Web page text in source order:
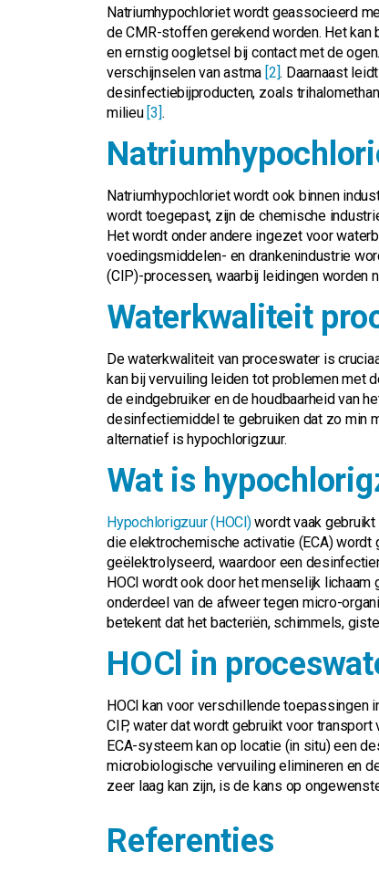
Natriumhypochloriet wordt geassocieerd
de CMR-stoffen gerekend worden. Het
en ernstig oogletsel bij contact met de
verschijnselen van astma [2]. Daarnaast
desinfectiebijproducten, zoals
milieu [3].
Natriumhypochloriet wordt ook binnen
wordt toegepast, zijn de chemische
Het wordt onder andere ingezet voor
voedingsmiddelen- en drankenindustrie
(CIP)-processen, waarbij leidingen
Waterkwaliteit
De waterkwaliteit van proceswater is
kan bij vervuiling leiden tot problemen met
de eindgebruiker en de houdbaarheid van
desinfectiemiddel te gebruiken dat zo min
alternatief is hypochlorigzuur.
Wat is
Hypochlorigzuur (HOCl)wordt vaak
die elektrochemische activatie (ECA)
geëlektrolyseerd, waardoor een
HOCl wordt ook door het menselijk
onderdeel van de afweer tegen micro-
betekent dat het bacteriën, schimmels,
HOCl in
HOCl kan voor verschillende toepassingen
CIP, water dat wordt gebruikt voor
ECA-systeem kan op locatie (in situ) een
microbiologische vervuiling elimineren en
zeer laag kan zijn, is de kans op
Referenties